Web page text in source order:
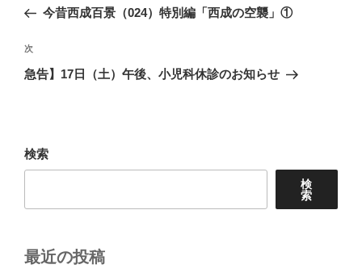
ナ
ビ
ゲ
ン
の
稿
今昔西成百景（024）特別編「西成の空襲」①
次
の
次
急告】17日（土）午後、小児科休診のお知らせ
検索
検
索
最近の投稿